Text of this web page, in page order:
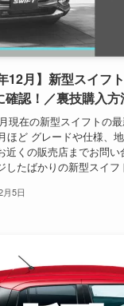
12月】新型スイフ
確認！／裏技購入方
現在の新型スイフトの
ほど グレードや仕様、
近くの販売店までお問
したばかりの新型スイ
月5日